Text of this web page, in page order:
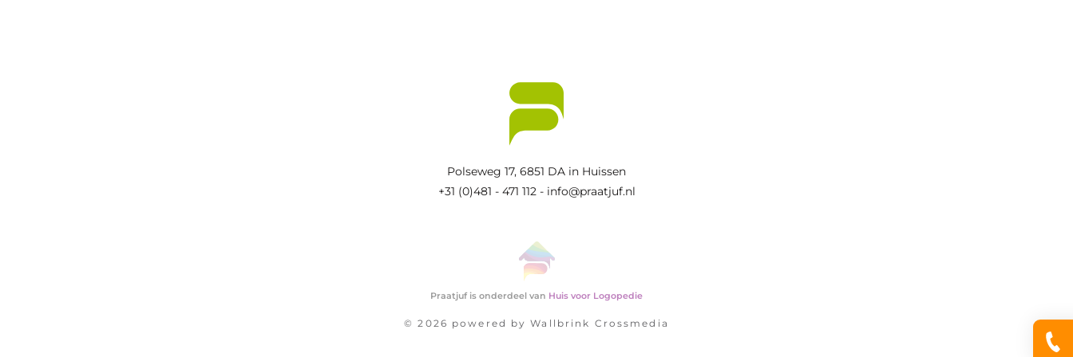
Polseweg 17, 6851 DA in Huissen
+31 (0)481 - 471 112 - info@praatjuf.nl
Praatjuf is onderdeel van Huis voor Logopedie
© 2026 powered byWallbrink Crossmedia